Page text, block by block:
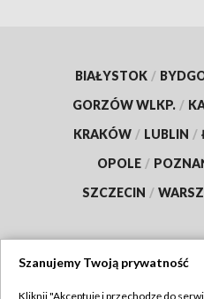
BIAŁYSTOK /
GORZÓW WLKP. /
KRAKÓW / LUBLIN /
OPOLE /
SZCZECIN /
Szanujemy Twoją prywatność
Kliknij "Akceptuję i przechodzę do